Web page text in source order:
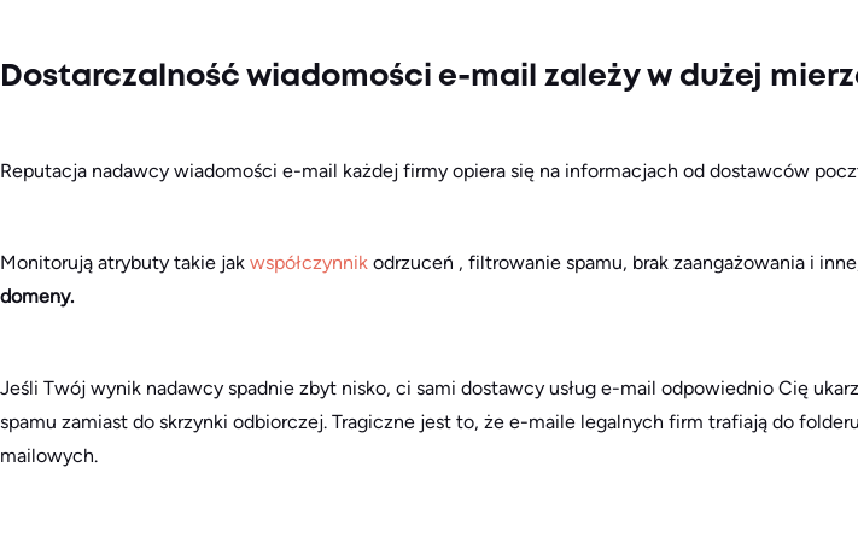
Dostarczalność wiadomości e-mail zależy w dużej
Reputacja nadawcy wiadomości e-mail każdej firmy opiera się na informacjach od dostawców
Monitorują atrybuty takie jak współczynnik odrzuceń , filtrowanie spamu, brak zaangażowania i
domeny.
Jeśli Twój wynik nadawcy spadnie zbyt nisko, ci sami dostawcy usług e-mail odpowiednio Cię
spamu zamiast do skrzynki odbiorczej. Tragiczne jest to, że e-maile legalnych firm trafiają do
mailowych.